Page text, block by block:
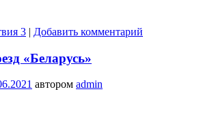
3 | Добавить комментарий
«Беларусь»
автором admin